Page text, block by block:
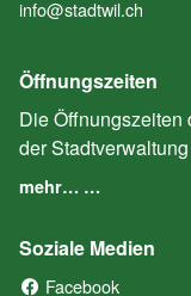
info@stadtwil.ch
Öffnungszeiten
Die Öffnungszeiten
der
mehr… …
Soziale Medien
Facebook